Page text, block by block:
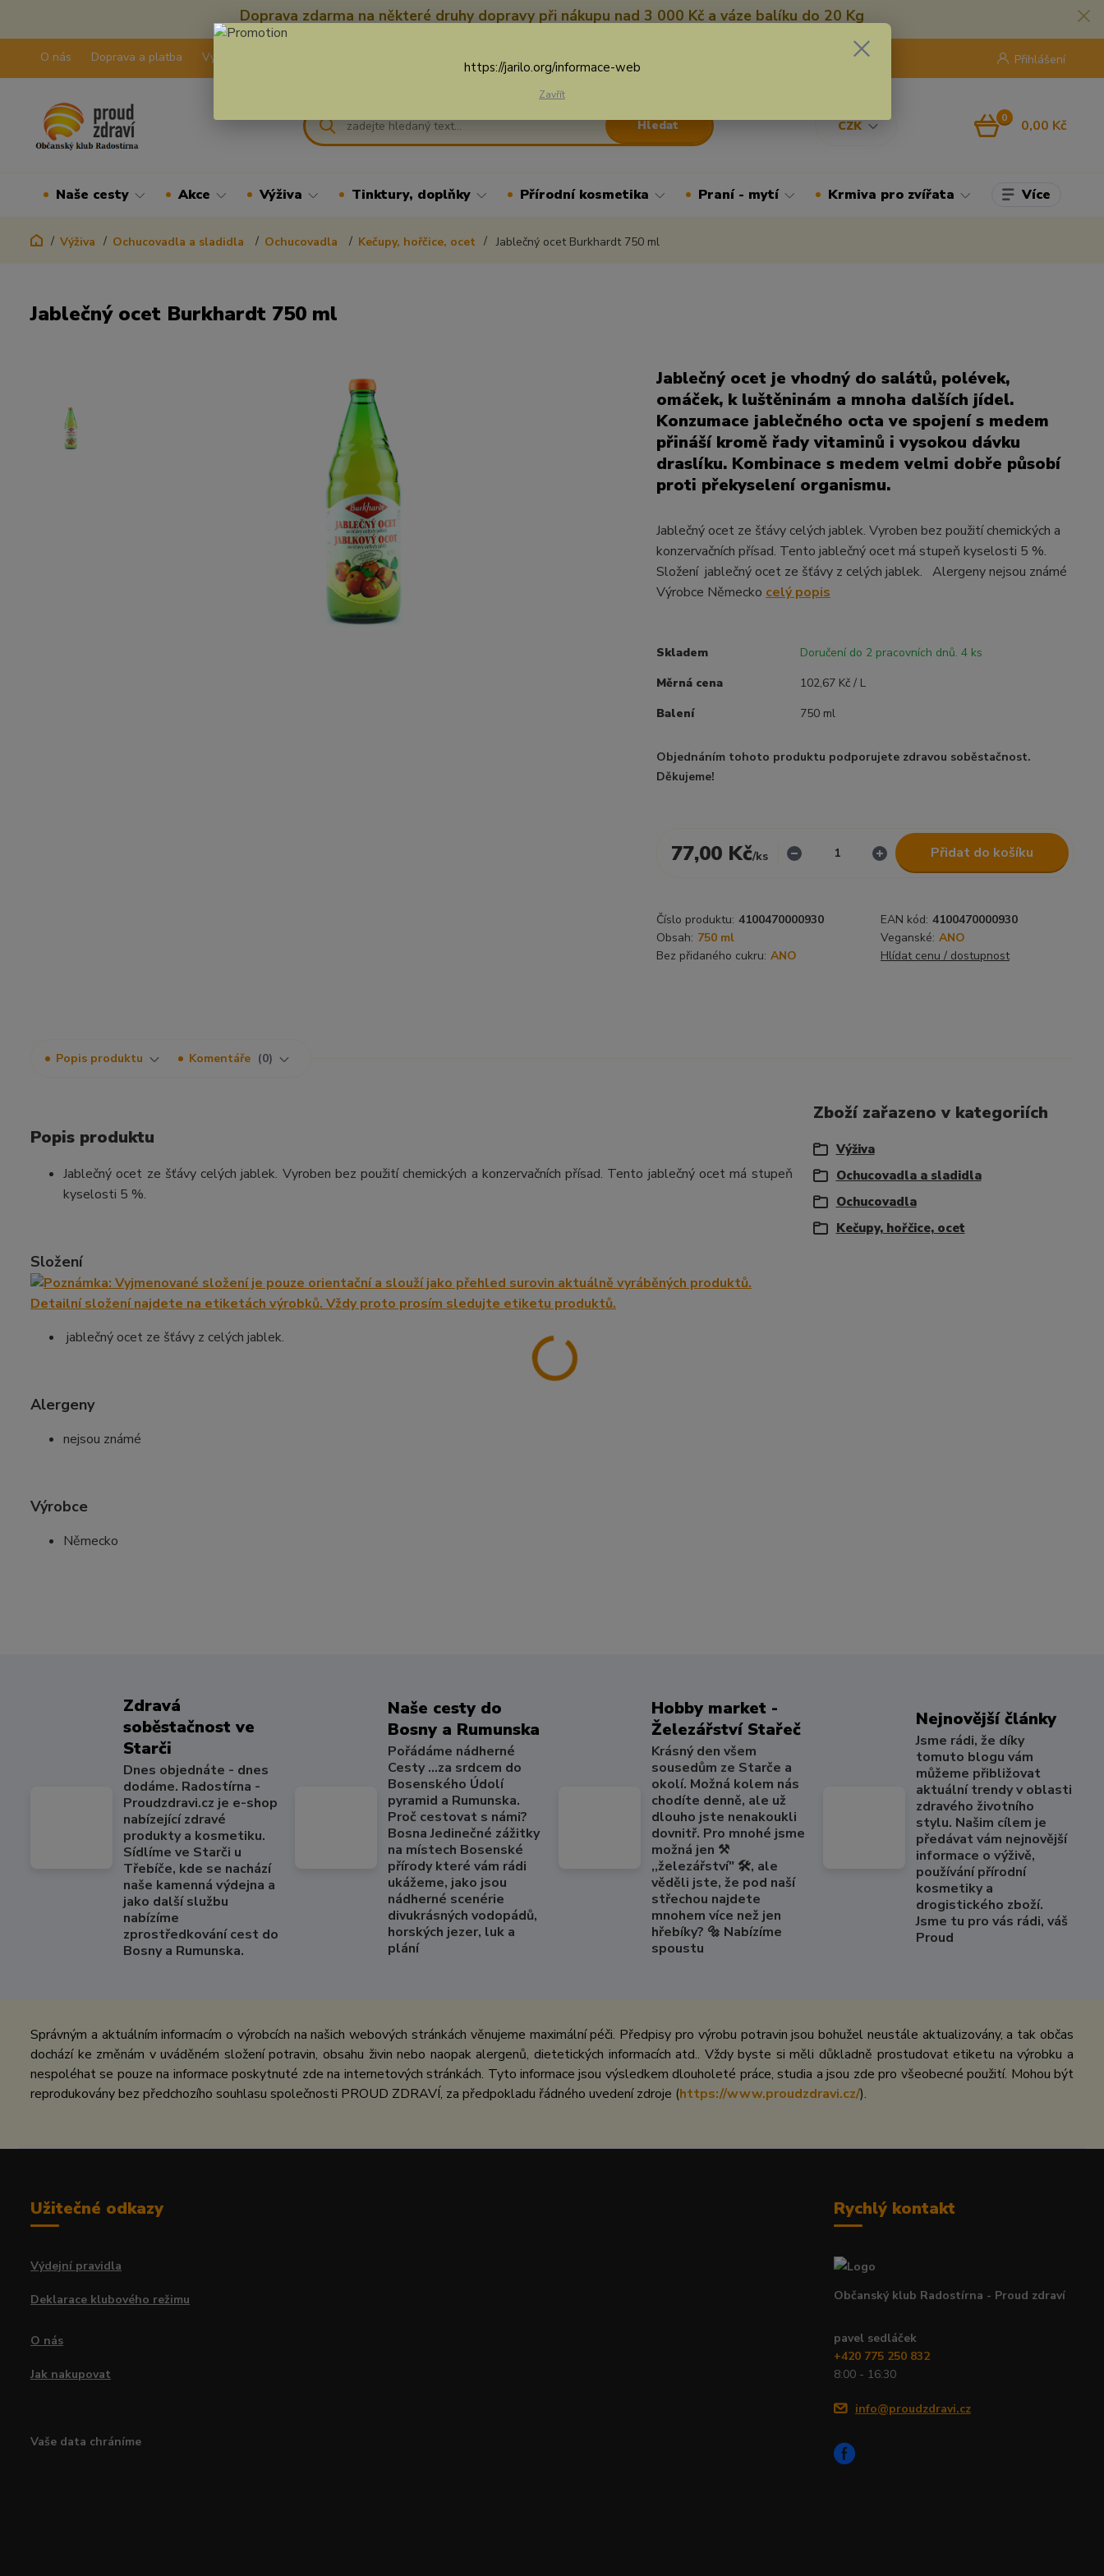
Doprava zdarma na některé druhy dopravy při nákupu nad 3 000 Kč a váze balíku do 20 Kg
O nás Doprava a platba Výdejní pravidla
CZK
Přihlášení
Hledat
8:00 - 16:30
0 0,00 Kč
Naše cesty Akce Výživa Tinktury, doplňky Přírodní kosmetika Praní - mytí Krmiva pro zvířata Více
Výživa Ochucovadla a sladidla Ochucovadla Kečupy, hořčice, ocet Jablečný ocet Burkhardt 750 ml
Jablečný ocet Burkhardt 750 ml
Jablečný ocet je vhodný do salátů, polévek,
omáček, k luštěninám a mnoha dalších jídel.
Konzumace jablečného octa ve spojení s medem
přináší kromě řady vitaminů i vysokou dávku
draslíku. Kombinace s medem velmi dobře působí
proti překyselení organismu.
Jablečný ocet ze šťávy celých jablek. Vyroben bez použití chemických a
konzervačních přísad. Tento jablečný ocet má stupeň kyselosti 5 %.
Složení jablečný ocet ze šťávy z celých jablek. Alergeny nejsou známé
Výrobce Německo celý popis
Skladem
Doručení do 2 pracovních dnů. 4 ks
Měrná cena
102,67 Kč / L
Balení
750 ml
Objednáním tohoto produktu podporujete zdravou soběstačnost.
Děkujeme!
77,00 Kč/ks Přidat do košíku
Číslo produktu: 4100470000930 EAN kód: 4100470000930
Obsah: 750 ml Veganské: ANO
Bez přidaného cukru: ANO Hlídat cenu / dostupnost
Popis produktu Komentáře 0
Popis produktu
Jablečný ocet ze šťávy celých jablek. Vyroben bez použití chemických a konzervačních přísad. Tento jablečný ocet má stupeň
kyselosti 5 %.
Složení
jablečný ocet ze šťávy z celých jablek.
Alergeny
nejsou známé
Výrobce
Německo
Zboží zařazeno v kategoriích
Výživa
Ochucovadla a sladidla
Ochucovadla
Kečupy, hořčice, ocet
Zdravá
soběstačnost ve
Starči
Dnes objednáte - dnes
dodáme. Radostírna -
Proudzdravi.cz je e-shop
nabízející zdravé
produkty a kosmetiku.
Sídlíme ve Starči u
Třebíče, kde se nachází
naše kamenná výdejna a
jako další službu
nabízíme
zprostředkování cest do
Bosny a Rumunska.
Naše cesty do
Bosny a Rumunska
Pořádáme nádherné
Cesty ...za srdcem do
Bosenského Údolí
pyramid a Rumunska.
Proč cestovat s námi?
Bosna Jedinečné zážitky
na místech Bosenské
přírody které vám rádi
ukážeme, jako jsou
nádherné scenérie
divukrásných vodopádů,
horských jezer, luk a
plání
Hobby market -
Železářství Stařeč
Krásný den všem
sousedům ze Starče a
okolí. Možná kolem nás
chodíte denně, ale už
dlouho jste nenakoukli
dovnitř. Pro mnohé jsme
možná jen ⚒️
,,železářství" 🛠️, ale
věděli jste, že pod naší
střechou najdete
mnohem více než jen
hřebíky? 🔩 Nabízíme
spoustu
Nejnovější články
Jsme rádi, že díky
tomuto blogu vám
můžeme přibližovat
aktuální trendy v oblasti
zdravého životního
stylu. Našim cílem je
předávat vám nejnovější
informace o výživě,
používání přírodní
kosmetiky a
drogistického zboží.
Jsme tu pro vás rádi, váš
Proud
Správným a aktuálním informacím o výrobcích na našich webových stránkách věnujeme maximální péči. Předpisy pro výrobu potravin jsou bohužel neustále aktualizovány, a tak občas
dochází ke změnám v uváděném složení potravin, obsahu živin nebo naopak alergenů, dietetických informacích atd.. Vždy byste si měli důkladně prostudovat etiketu na výrobku a
nespoléhat se pouze na informace poskytnuté zde na internetových stránkách. Tyto informace jsou výsledkem dlouholeté práce, studia a jsou zde pro všeobecné použití. Mohou být
reprodukovány bez předchozího souhlasu společnosti PROUD ZDRAVÍ, za předpokladu řádného uvedení zdroje (https://www.proudzdravi.cz/).
Užitečné odkazy
Výdejní pravidla
Deklarace klubového režimu
O nás
Jak nakupovat
Vaše data chráníme
Rychlý kontakt
Občanský klub Radostírna - Proud zdraví
pavel sedláček
+420 775 250 832
8:00 - 16:30
info@proudzdravi.cz
https://jarilo.org/informace-web
Zavřít